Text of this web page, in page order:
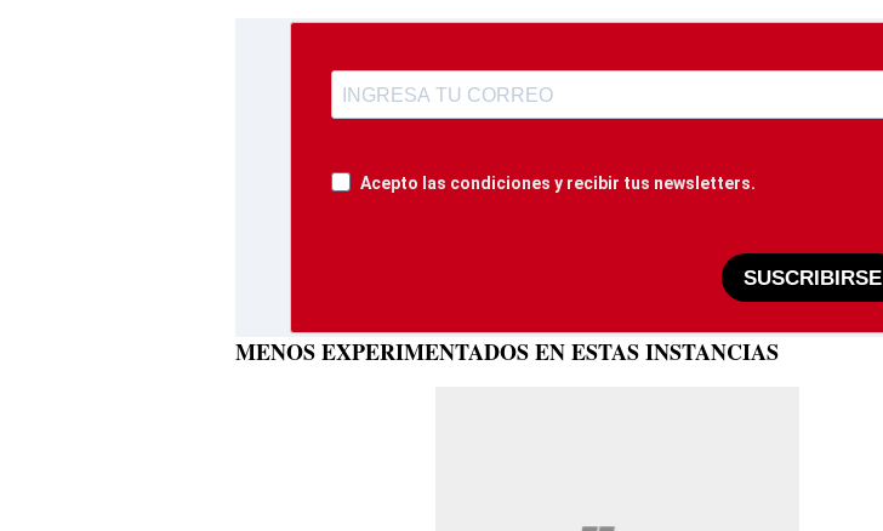
Acepto las condiciones y recibir tus newsletters.
SUSCRIBIRSE
MENOS EXPERIMENTADOS EN ESTAS INSTANCIAS